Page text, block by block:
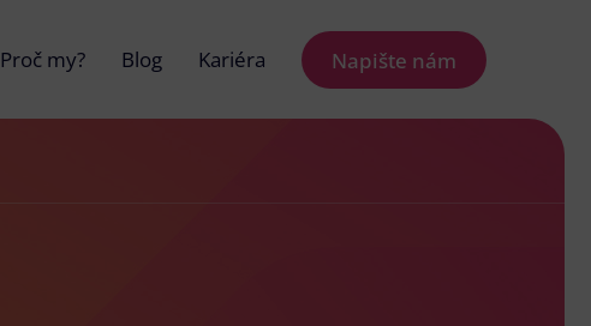
Proč my? Blog Kariéra Napište nám